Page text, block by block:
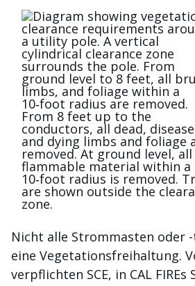
Bild
Nicht alle Strommasten oder
eine Vegetationsfreihaltung.
verpflichten SCE, in CAL FIREs